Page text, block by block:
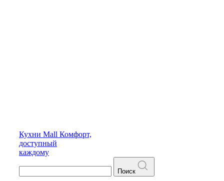
Кухни Mall Комфорт,
доступный
каждому
Поиск